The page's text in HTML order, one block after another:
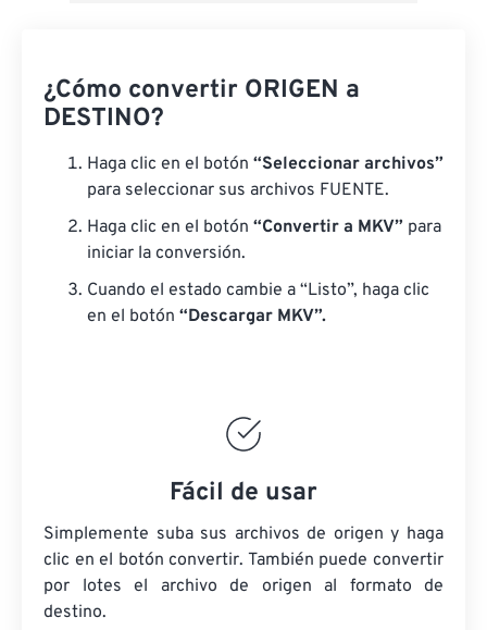
¿Cómo convertir ORIGEN a
DESTINO?
Haga clic en el botón “Seleccionar archivos”
para seleccionar sus archivos FUENTE.
Haga clic en el botón “Convertir a MKV” para
iniciar la conversión.
Cuando el estado cambie a “Listo”, haga clic
en el botón “Descargar MKV”.
Fácil de usar
Simplemente suba sus archivos de origen y haga
clic en el botón convertir. También puede convertir
por lotes el archivo de origen al formato de
destino.